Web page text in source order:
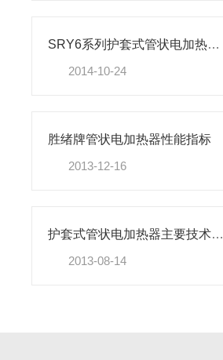
SRY6系列护套式管状电加热器大全
2014-10-24
胜绪牌管状电加热器性能指标
2013-12-16
护套式管状电加热器主要技术参数
2013-08-14